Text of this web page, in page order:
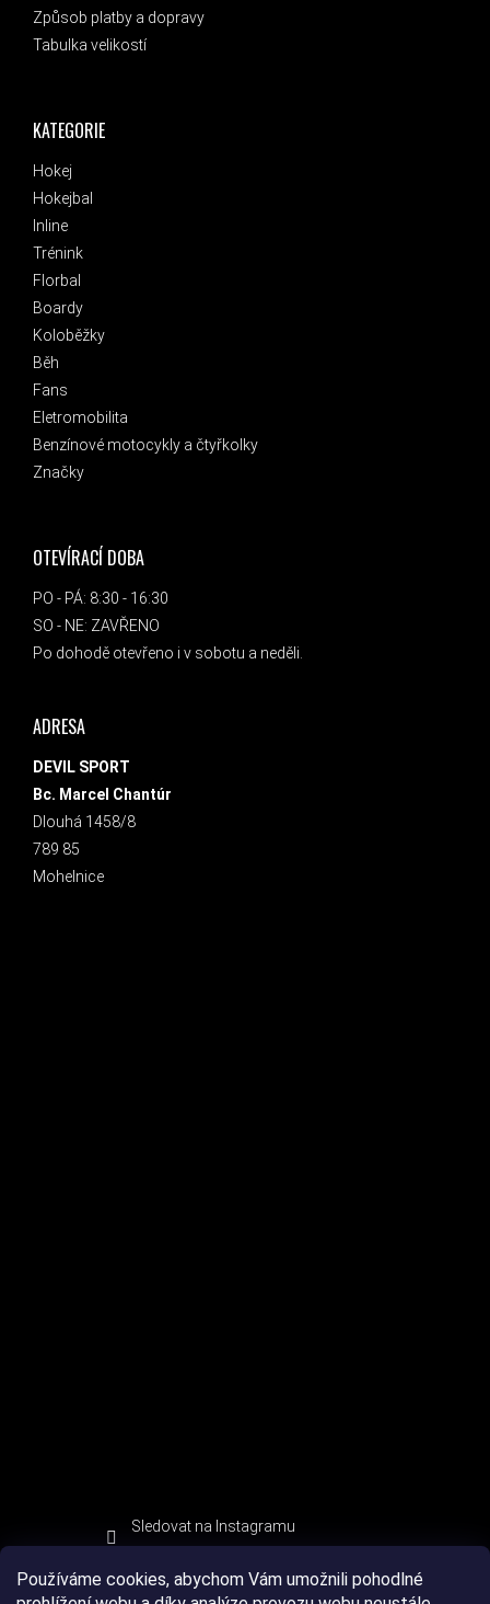
Používáme cookies, abychom Vám umožnili pohodlné
KATEGORIE
Hokej
Hokejbal
Inline
Trénink
Florbal
Boardy
Koloběžky
Běh
Fans
Eletromobilita
Benzínové motocykly a čtyřkolky
Značky
Způsob platby a dopravy
Tabulka velikostí
OTEVÍRACÍ DOBA
PO - PÁ: 8:30 - 16:30
SO - NE: ZAVŘENO
Po dohodě otevřeno i v sobotu a neděli.
ADRESA
DEVIL SPORT
Bc. Marcel Chantúr
Dlouhá 1458/8
789 85
Mohelnice
Sledovat na Instagramu